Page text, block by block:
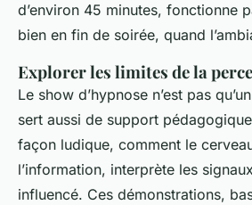
d’environ 45 minutes, fonctionne
bien en fin de soirée, quand
Explorer les limites de la
Le show d’hypnose n’est pas
sert aussi de support
façon ludique, comment le
l’information, interprète les
influencé. Ces démonstrations,